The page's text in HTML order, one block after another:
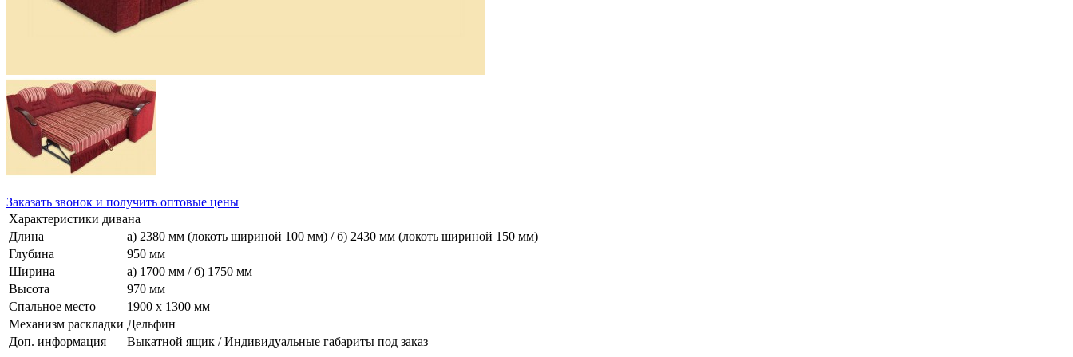
Заказать звонок и получить оптовые цены
Характеристики дивана
Длина
а) 2380 мм (локоть шириной 100 мм) / б) 2430 мм (локоть шириной 150 мм)
Глубина
950 мм
Ширина
а) 1700 мм / б) 1750 мм
Высота
970 мм
Спальное место
1900 х 1300 мм
Механизм раскладки Дельфин
Доп. информация
Выкатной ящик / Индивидуальные габариты под заказ